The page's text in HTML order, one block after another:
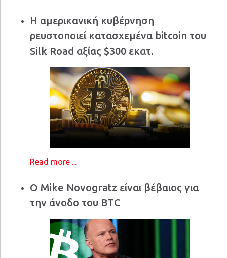
Η αμερικανική κυβέρνηση
ρευστοποιεί κατασχεμένα bitcoin του
Silk Road αξίας $300 εκατ.
Read more ...
Ο Mike Novogratz είναι βέβαιος για
την άνοδο του BTC